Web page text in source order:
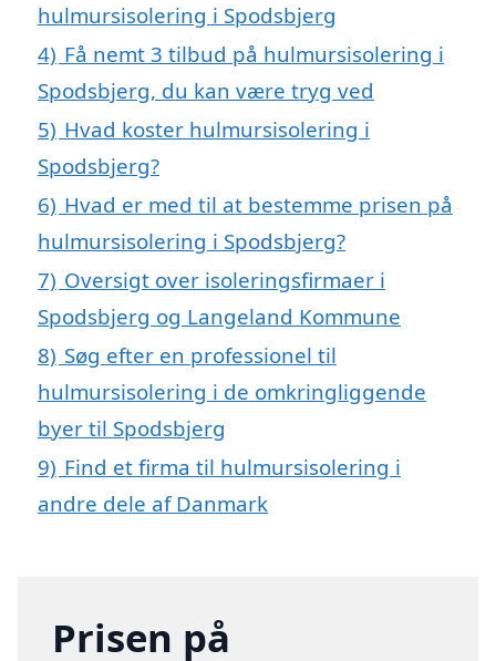
hulmursisolering i Spodsbjerg
4) Få nemt 3 tilbud på hulmursisolering i
Spodsbjerg, du kan være tryg ved
5) Hvad koster hulmursisolering i
Spodsbjerg?
6) Hvad er med til at bestemme prisen på
hulmursisolering i Spodsbjerg?
7) Oversigt over isoleringsfirmaer i
Spodsbjerg og Langeland Kommune
8) Søg efter en professionel til
hulmursisolering i de omkringliggende
byer til Spodsbjerg
9) Find et firma til hulmursisolering i
andre dele af Danmark
Prisen på